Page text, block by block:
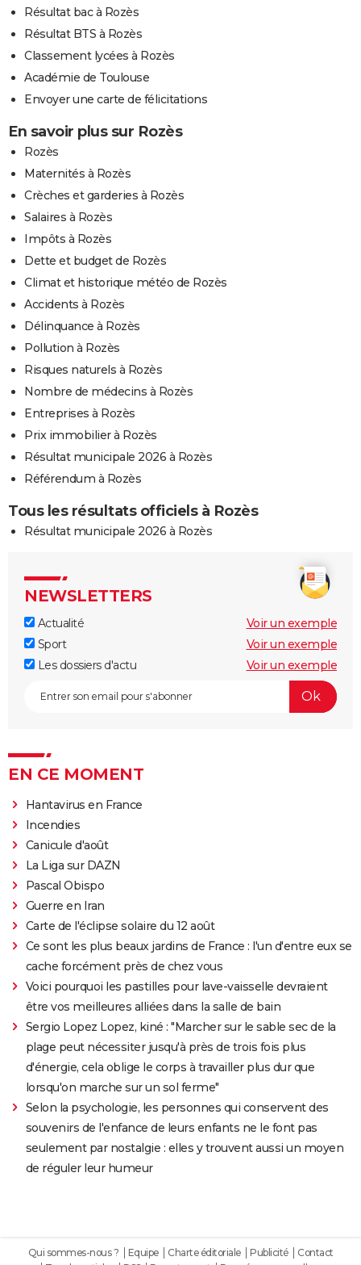
Résultat bac à Rozès
Résultat BTS à Rozès
Classement lycées à Rozès
Académie de Toulouse
Envoyer une carte de félicitations
En savoir plus sur Rozès
Rozès
Maternités à Rozès
Crèches et garderies à Rozès
Salaires à Rozès
Impôts à Rozès
Dette et budget de Rozès
Climat et historique météo de Rozès
Accidents à Rozès
Délinquance à Rozès
Pollution à Rozès
Risques naturels à Rozès
Nombre de médecins à Rozès
Entreprises à Rozès
Prix immobilier à Rozès
Résultat municipale 2026 à Rozès
Référendum à Rozès
Tous les résultats officiels à Rozès
Résultat municipale 2026 à Rozès
NEWSLETTERS
Actualité
Voir un exemple
Sport
Voir un exemple
Les dossiers d'actu
Voir un exemple
EN CE MOMENT
Hantavirus en France
Incendies
Canicule d'août
La Liga sur DAZN
Pascal Obispo
Guerre en Iran
Carte de l'éclipse solaire du 12 août
Ce sont les plus beaux jardins de France : l'un d'entre eux se
cache forcément près de chez vous
Voici pourquoi les pastilles pour lave-vaisselle devraient
être vos meilleures alliées dans la salle de bain
Sergio Lopez Lopez, kiné : "Marcher sur le sable sec de la
plage peut nécessiter jusqu'à près de trois fois plus
d'énergie, cela oblige le corps à travailler plus dur que
lorsqu'on marche sur un sol ferme"
Selon la psychologie, les personnes qui conservent des
souvenirs de l'enfance de leurs enfants ne le font pas
seulement par nostalgie : elles y trouvent aussi un moyen
de réguler leur humeur
Qui sommes-nous ? Equipe Charte éditoriale Publicité
Contact